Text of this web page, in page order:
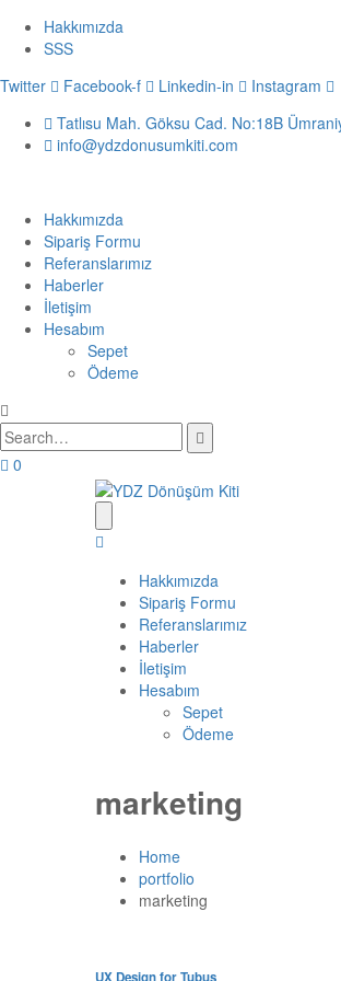
Hakkımızda
SSS
Twitter
Facebook-f Linkedin-in
Instagram
Tatlısu Mah. Göksu Cad. No:18B
info@ydzdonusumkiti.com
Hakkımızda
Sipariş Formu
Referanslarımız
Haberler
İletişim
Hesabım
Sepet
Ödeme
0
Hakkımızda
Sipariş Formu
Referanslarımız
Haberler
İletişim
Hesabım
Sepet
Ödeme
marketing
Home
portfolio
marketing